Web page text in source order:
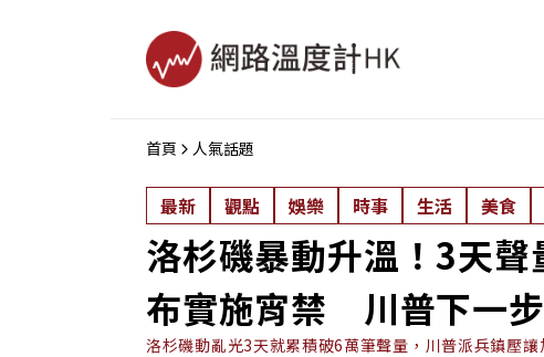
首頁 人氣話題
最新 觀點 娛樂 時事 生活 美食
洛杉磯暴動升溫！3天
布實施宵禁 川普下一
洛杉磯動亂光3天就累積破6萬筆聲量，川普派兵鎮壓讓